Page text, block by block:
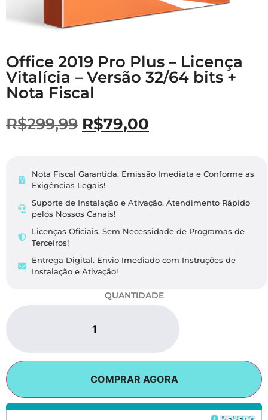
Office 2019 Pro Plus – Licença
Vitalícia – Versão 32/64 bits +
Nota Fiscal
R$299,99 R$79,00
Nota Fiscal Garantida. Emissão Imediata e Conforme as
Exigências Legais​!
Suporte de Instalação e Ativação. Atendimento Rápido
pelos Nossos Canais!
Licenças Oficiais. Sem Necessidade de Programas de
Terceiros!
Entrega Digital. Envio Imediado com Instruções de
Instalação e Ativação!
QUANTIDADE
COMPRAR AGORA